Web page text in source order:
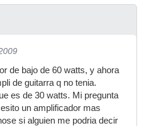
de bajo de 60 watts, y ahora
de guitarra q no tenia.
es de 30 watts. Mi pregunta
un amplificador mas
si alguien me podria decir